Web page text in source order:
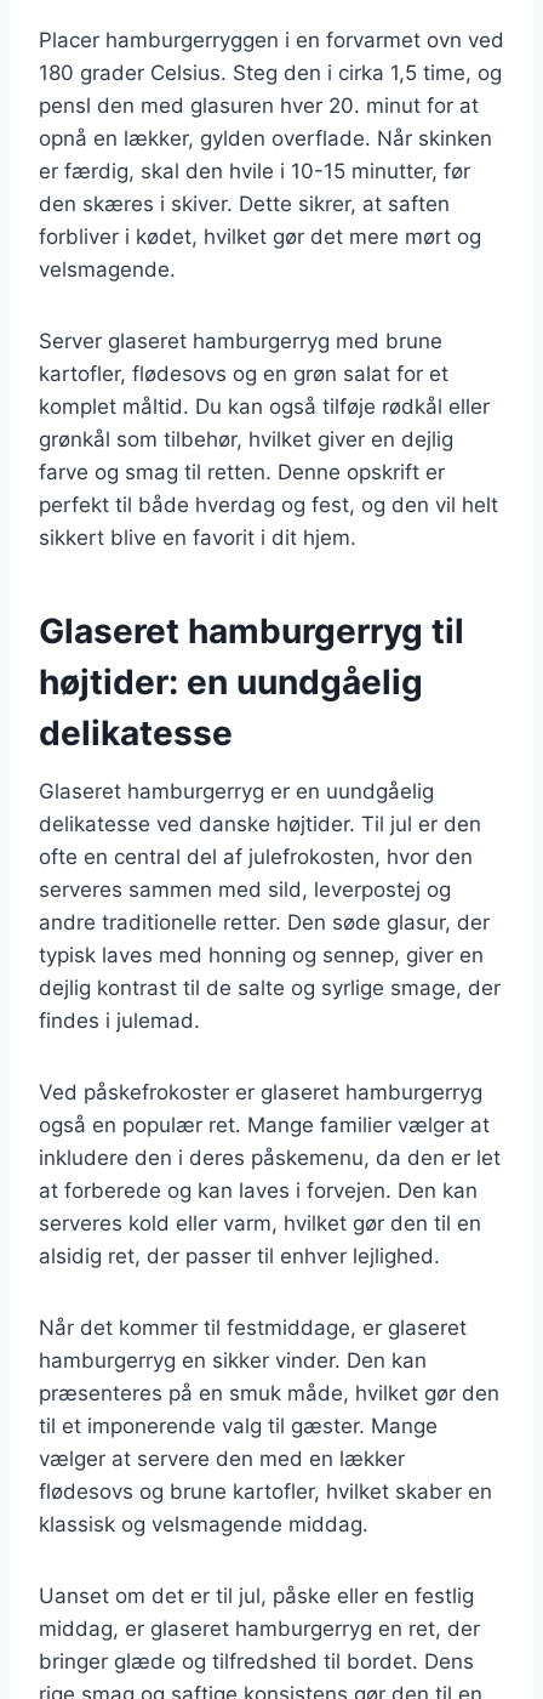
Placer hamburgerryggen i en forvarmet ovn ved
180 grader Celsius. Steg den i cirka 1,5 time, og
pensl den med glasuren hver 20. minut for at
opnå en lækker, gylden overflade. Når skinken
er færdig, skal den hvile i 10-15 minutter, før
den skæres i skiver. Dette sikrer, at saften
forbliver i kødet, hvilket gør det mere mørt og
velsmagende.
Server glaseret hamburgerryg med brune
kartofler, flødesovs og en grøn salat for et
komplet måltid. Du kan også tilføje rødkål eller
grønkål som tilbehør, hvilket giver en dejlig
farve og smag til retten. Denne opskrift er
perfekt til både hverdag og fest, og den vil helt
sikkert blive en favorit i dit hjem.
Glaseret hamburgerryg til
højtider: en uundgåelig
delikatesse
Glaseret hamburgerryg er en uundgåelig
delikatesse ved danske højtider. Til jul er den
ofte en central del af julefrokosten, hvor den
serveres sammen med sild, leverpostej og
andre traditionelle retter. Den søde glasur, der
typisk laves med honning og sennep, giver en
dejlig kontrast til de salte og syrlige smage, der
findes i julemad.
Ved påskefrokoster er glaseret hamburgerryg
også en populær ret. Mange familier vælger at
inkludere den i deres påskemenu, da den er let
at forberede og kan laves i forvejen. Den kan
serveres kold eller varm, hvilket gør den til en
alsidig ret, der passer til enhver lejlighed.
Når det kommer til festmiddage, er glaseret
hamburgerryg en sikker vinder. Den kan
præsenteres på en smuk måde, hvilket gør den
til et imponerende valg til gæster. Mange
vælger at servere den med en lækker
flødesovs og brune kartofler, hvilket skaber en
klassisk og velsmagende middag.
Uanset om det er til jul, påske eller en festlig
middag, er glaseret hamburgerryg en ret, der
bringer glæde og tilfredshed til bordet. Dens
rige smag og saftige konsistens gør den til en